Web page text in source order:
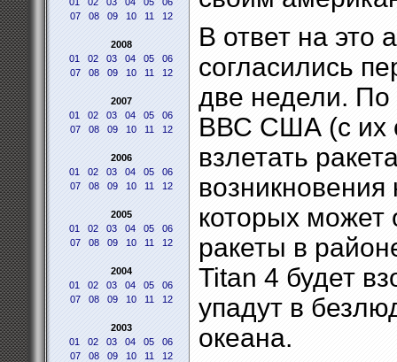
07
08 09 10 11 12
2008
01
02 03 04 05
06
07
08 09 10 11 12
2007
01
02 03 04 05
06
07
08 09 10 11 12
2006
01
02 03 04 05
06
07
08 09 10 11 12
2005
01
02 03 04 05
06
07
08 09 10 11 12
2004
01
02 03 04 05
06
07
08 09 10 11 12
2003
01
02 03 04 05
06
07
08 09 10 11 12
В ответ на это
согласились
две недели. По
ВВС США (с их
взлетать
которых может
ракеты в
Titan 4 будет
упадут в
океана.